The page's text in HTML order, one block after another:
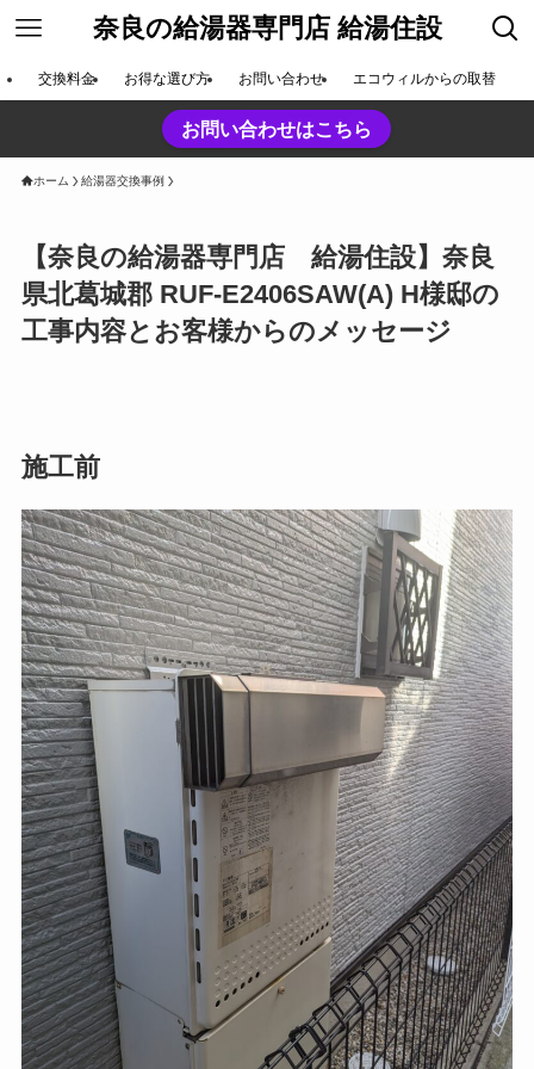
奈良の給湯器専門店 給湯住設
交換料金 お得な選び方 お問い合わせ エコウィルからの取替
お問い合わせはこちら
ホーム 給湯器交換事例
【奈良の給湯器専門店 給湯住設】奈良
県北葛城郡 RUF-E2406SAW(A) H様邸の
工事内容とお客様からのメッセージ
施工前